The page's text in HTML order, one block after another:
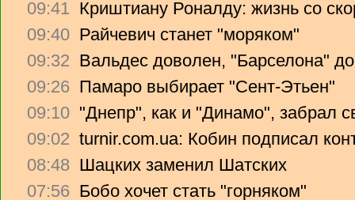
09:41 Криштиану Роналду: жизнь со
09:40 Райчевич станет "моряком"
09:32 Вальдес доволен, "Барселона"
09:26 Памаро выбирает "Сент-Этьен"
09:10 "Днепр", как и "Динамо", забрал
09:02 turnir.com.ua: Кобин подписал
08:48 Шацких заменил Шатских
07:56 Бобо хочет стать "горняком"